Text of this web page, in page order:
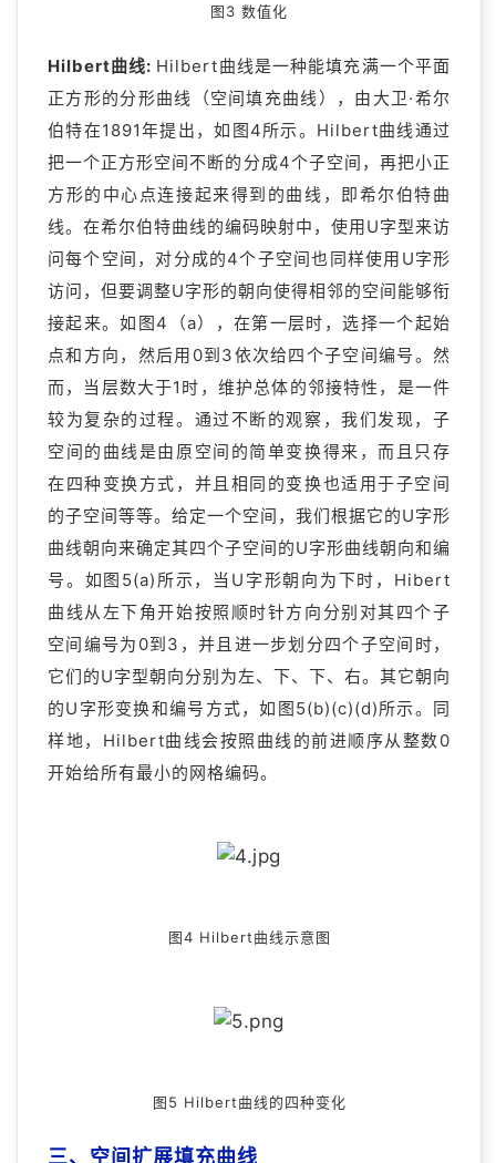
图3 数值化
Hilbert曲线: Hilbert曲线是一种能填充满一个平面
正方形的分形曲线（空间填充曲线），由大卫·希尔
伯特在1891年提出，如图4所示。Hilbert曲线通过
把一个正方形空间不断的分成4个子空间，再把小正
方形的中心点连接起来得到的曲线，即希尔伯特曲
线。在希尔伯特曲线的编码映射中，使用U字型来访
问每个空间，对分成的4个子空间也同样使用U字形
访问，但要调整U字形的朝向使得相邻的空间能够衔
接起来。如图4（a），在第一层时，选择一个起始
点和方向，然后用0到3依次给四个子空间编号。然
而，当层数大于1时，维护总体的邻接特性，是一件
较为复杂的过程。通过不断的观察，我们发现，子
空间的曲线是由原空间的简单变换得来，而且只存
在四种变换方式，并且相同的变换也适用于子空间
的子空间等等。给定一个空间，我们根据它的U字形
曲线朝向来确定其四个子空间的U字形曲线朝向和编
号。如图5(a)所示，当U字形朝向为下时，Hibert
曲线从左下角开始按照顺时针方向分别对其四个子
空间编号为0到3，并且进一步划分四个子空间时，
它们的U字型朝向分别为左、下、下、右。其它朝向
的U字形变换和编号方式，如图5(b)(c)(d)所示。同
样地，Hilbert曲线会按照曲线的前进顺序从整数0
开始给所有最小的网格编码。
图4 Hilbert曲线示意图
图5 Hilbert曲线的四种变化
三、空间扩展填充曲线